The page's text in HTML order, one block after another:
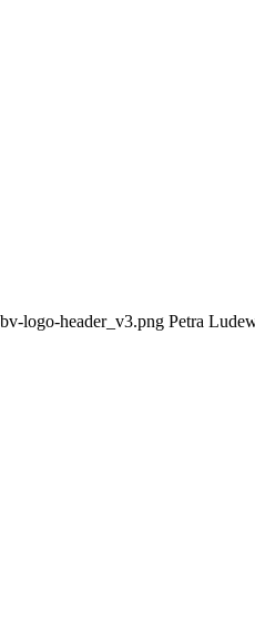
logo-header_v3.png Petra